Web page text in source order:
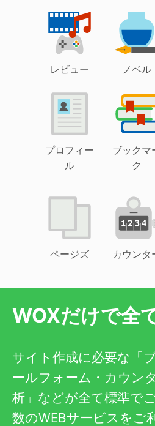
レビュー ノベル
プロフィー
ル
ブックマ
ク
ページズ カウンタ
WOXだけで全
サイト作成に必要な「
ールフォーム・カウン
析」などが全て標準で
数のWEBサービスをご